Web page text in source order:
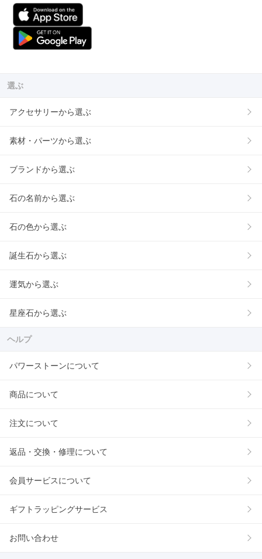
選ぶ
アクセサリーから選ぶ
素材・パーツから選ぶ
ブランドから選ぶ
石の名前から選ぶ
石の色から選ぶ
誕生石から選ぶ
運気から選ぶ
星座石から選ぶ
ヘルプ
パワーストーンについて
商品について
注文について
返品・交換・修理について
会員サービスについて
ギフトラッピングサービス
お問い合わせ